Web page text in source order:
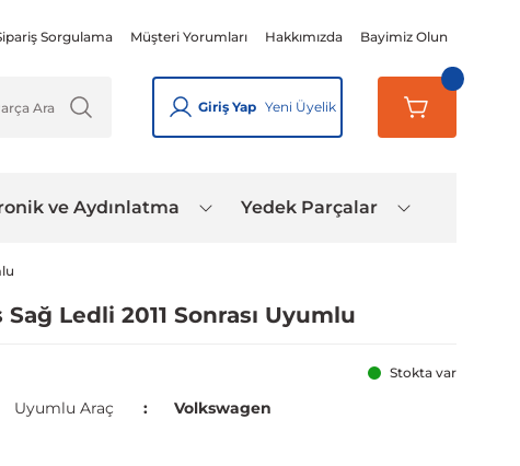
Sorgulama Müşteri Yorumları Hakkımızda Bayimiz Olun
Giriş Yap Yeni Üyelik
ve Aydınlatma Yedek Parçalar
Ledli 2011 Sonrası Uyumlu
Stokta var
Uyumlu Araç Volkswagen